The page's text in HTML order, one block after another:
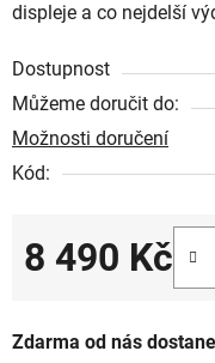
displeje a co nejdelší
Dostupnost
Můžeme doručit do:
Možnosti doručení
Kód:
8 490 Kč
Zdarma od nás